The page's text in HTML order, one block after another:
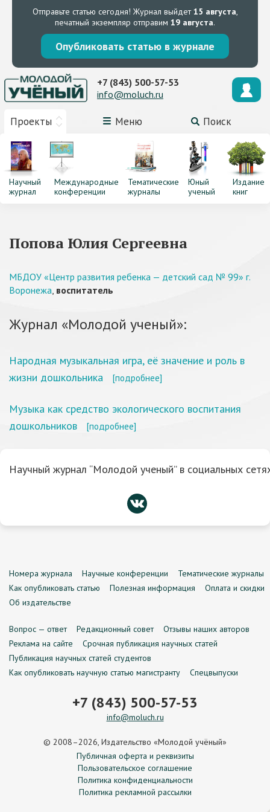
Отправьте статью сегодня! Журнал выйдет15 августа,
печатный экземпляр отправим 19 августа.
Опубликовать статью в журнале
Проекты Меню Поиск
+7 (843) 500-57-53
info@moluch.ru
Научный
журнал
Международные
конференции
Тематические
журналы
Юный
ученый
Издание
книг
Попова Юлия Сергеевна
МБДОУ «Центр развития ребенка — детский сад № 99» г.
Воронежа, воспитатель
Журнал «Молодой ученый»:
Народная музыкальная игра, её значение и роль в
жизни дошкольника
[подробнее]
Музыка как средство экологического воспитания
дошкольников
[подробнее]
Научный журнал “Молодой ученый” в социальных
Номера журнала Научные конференции
Тематические журналы
Как опубликовать статью
Полезная информация
Оплата и скидки
Об издательстве
Вопрос — ответ Редакционный совет
Отзывы наших авторов
Реклама на сайте
Срочная публикация научных статей
Публикация научных статей студентов
Как опубликовать научную статью магистранту
Спецвыпуски
+7 (843) 500-57-53
info@moluch.ru
© 2008–2026, Издательство «Молодой учёный»
Публичная оферта и реквизиты
Пользовательское соглашение
Политика конфиденциальности
Политика рекламной рассылки